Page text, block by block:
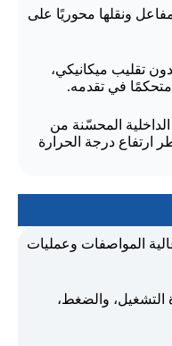
ونقلها محوريًا على
تقليب ميكانيكي،
في تقدمه.
المحسّنة من
ارتفاع درجة الحرارة
المواصفات وعمليات
التشغيل، والضغط،